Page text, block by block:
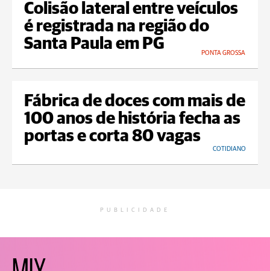
Colisão lateral entre veículos
é registrada na região do
Santa Paula em PG
PONTA GROSSA
Fábrica de doces com mais de
100 anos de história fecha as
portas e corta 80 vagas
COTIDIANO
PUBLICIDADE